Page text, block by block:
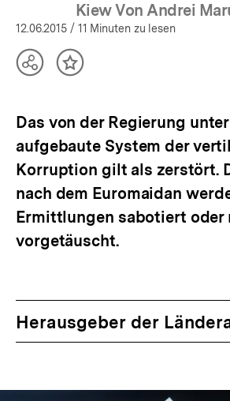
öffnen
Kiew Von Andrei
12.06.2015 / 11 Minuten zu lesen
TeilenInhalt
Das von der Regierung
aufgebaute System der
Korruption gilt als zerstört.
nach dem Euromaidan
Ermittlungen sabotiert oder
vorgetäuscht.
Herausgeber der